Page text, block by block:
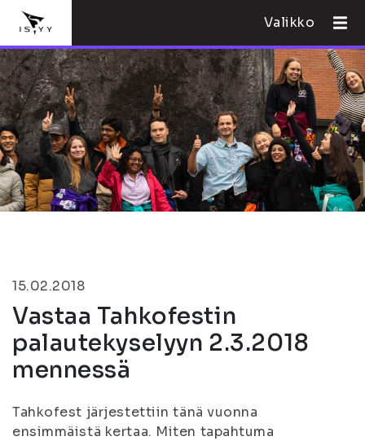
Valikko
15.02.2018
Vastaa Tahkofestin
palautekyselyyn 2.3.2018
mennessä
Tahkofest järjestettiin tänä vuonna
ensimmäistä kertaa. Miten tapahtuma